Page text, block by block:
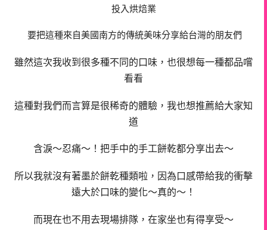
投入烘焙業
要把這種來自美國南方的傳統美味分享給台灣的朋友們
雖然這次我收到很多種不同的口味，也很想每一種都品嚐
看看
這種對我們而言算是很稀奇的體驗，我也想推薦給大家知
道
含淚～忍痛～！把手中的手工餅乾都分享出去～
所以我就沒有著墨於餅乾種類啦，因為口感帶給我的衝擊
遠大於口味的變化～真的～！
而現在也不用去現場排隊，在家坐也有得享受～